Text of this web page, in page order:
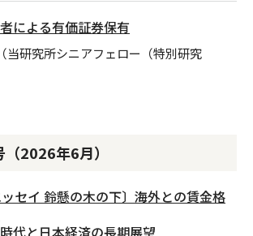
者による有価証券保有
研究所シニアフェロー（特別研究
2026年6月）
ッセイ 鈴懸の木の下〕海外との賃金格
代と日本経済の長期展望